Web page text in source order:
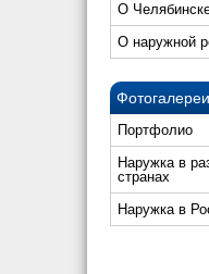
О
О наружной
Фотогалереи
Портфолио
Наружка в
странах
Наружка в